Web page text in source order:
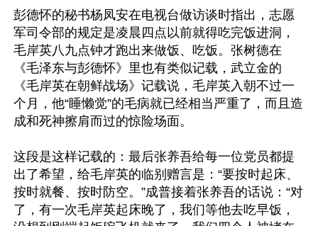
彭德怀的秘书杨凤安在电视台做访谈时指出，志愿
军司令部的规定是凌晨四点以前就得吃完饭进洞，
毛岸英八九点钟才跑出来做饭、吃饭。张树德在
《毛泽东与彭德怀》里也有类似记载，武立金的
《毛岸英在朝鲜战场》记载说，毛岸英入朝不过一
个月，他“睡懒觉”的毛病就已经相当严重了，而且造
成和死神擦肩而过的惊险场面。
这段是这样记载的：最后张养吾给每一位党员都提
出了希望，给毛岸英的临别赠言是：“要按时起床、
按时就餐、按时防空。”成普接着张养吾的话说：“对
了，有一次毛岸英起床晚了，我们等他去吃早饭，